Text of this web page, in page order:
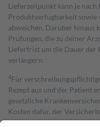
Lieferzeitpunkt kann je nach
Produktverfügbarkeit sowie
abweichen. Darüber hinaus
Prüfungen, die zu deiner
Lieferfrist um die Dauer der
verlängern.
4Für
Rezept aus und der Patient
gesetzliche
Kosten dafür, der
mit.